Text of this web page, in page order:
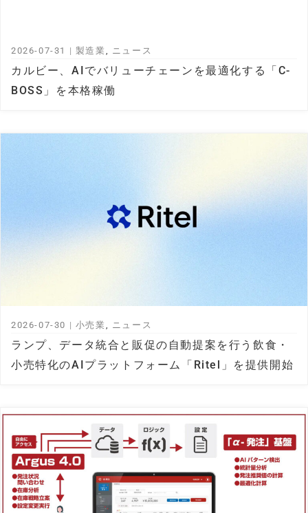
カルビー、AIでバリューチェーンを最適化する「C-
BOSS」を本格稼働
2026-07-31 | 製造業 , ニュース
ランプ、データ統合と販促の自動提案を行う飲食・
小売特化のAIプラットフォーム「Ritel」を提供開始
2026-07-30 | 小売業 , ニュース